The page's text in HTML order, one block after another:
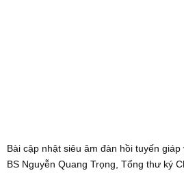
Bài cập nhật siêu âm đàn hồi tuyến
BS Nguyễn Quang Trọng, Tổng thư ký